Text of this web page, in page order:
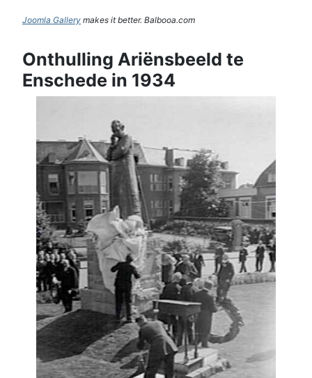
Joomla Gallery makes it better. Balbooa.com
Onthulling Ariënsbeeld te
Enschede in 1934